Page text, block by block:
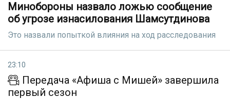
Минобороны назвало ложью сообщение
об угрозе изнасилования Шамсутдинова
Это назвали попыткой влияния на ход расследования
23:10
Передача «Афиша с Мишей» завершила
первый сезон